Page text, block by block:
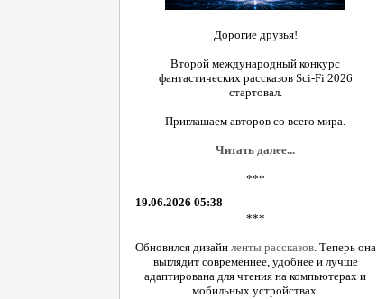
Дорогие друзья!
Второй международный конкурс
фантастических рассказов Sci-Fi 2026
стартовал.
Приглашаем авторов со всего мира.
Читать далее...
***
19.06.2026 05:38
***
Обновился дизайн ленты рассказов. Теперь она
выглядит современнее, удобнее и лучше
адаптирована для чтения на компьютерах и
мобильных устройствах.